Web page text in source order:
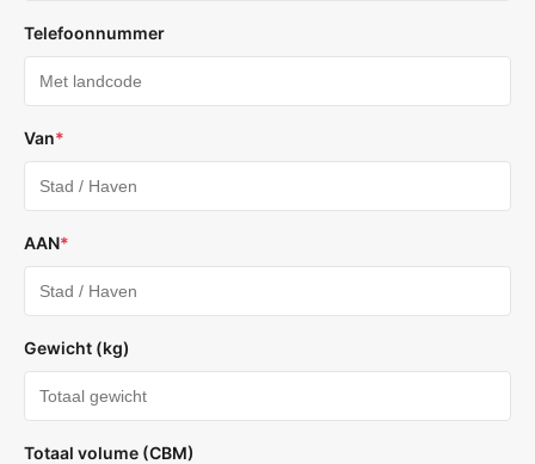
Telefoonnummer
Van*
AAN*
Gewicht (kg)
Totaal volume (CBM)